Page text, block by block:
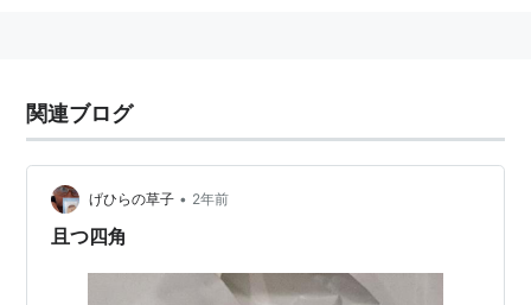
関連ブログ
げひらの草子 • 2年前
且つ四角